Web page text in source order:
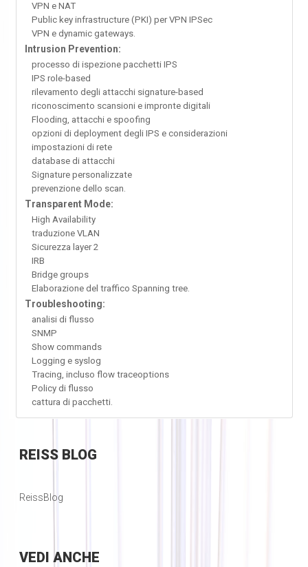
VPN e NAT
Public key infrastructure (PKI) per VPN IPSec
VPN e dynamic gateways.
Intrusion Prevention:
processo di ispezione pacchetti IPS
IPS role-based
rilevamento degli attacchi signature-based
riconoscimento scansioni e impronte digitali
Flooding, attacchi e spoofing
opzioni di deployment degli IPS e considerazioni
impostazioni di rete
database di attacchi
Signature personalizzate
prevenzione dello scan.
Transparent Mode:
High Availability
traduzione VLAN
Sicurezza layer 2
IRB
Bridge groups
Elaborazione del traffico Spanning tree.
Troubleshooting:
analisi di flusso
SNMP
Show commands
Logging e syslog
Tracing, incluso flow traceoptions
Policy di flusso
cattura di pacchetti.
REISSBLOG
ReissBlog
VEDI ANCHE